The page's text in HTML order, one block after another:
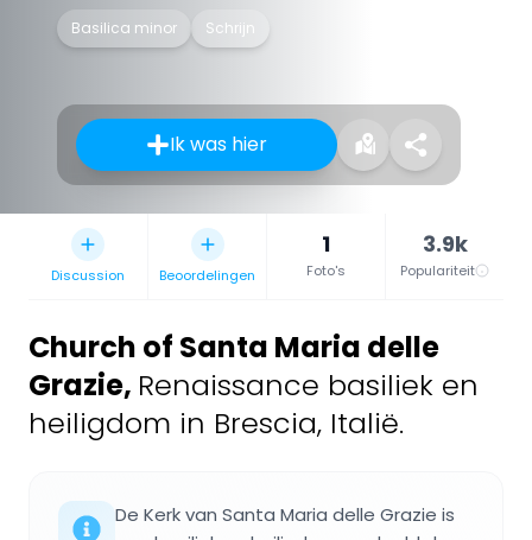
Basilica minor Schrijn
Ik was hier
Discussion Beoordelingen
1
Foto's
3.9k
Populariteit
Church of Santa Maria delle
Grazie, Renaissance basiliek en
heiligdom in Brescia, Italië.
De Kerk van Santa Maria delle Grazie is